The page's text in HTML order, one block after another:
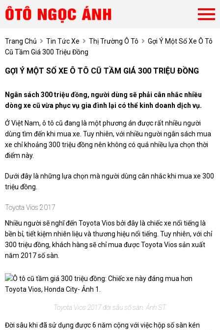
Trang Chủ Tin Tức Xe Thị Trường Ô Tô
Gợi Ý Một Số Xe Ô Tô
Cũ Tầm Giá 300 Triệu Đồng
GỢI Ý MỘT SỐ XE Ô TÔ CŨ TẦM GIÁ 300 TRIỆU ĐỒNG
Ngân sách 300 triệu đồng, người dùng sẽ phải cân nhắc nhiều
dòng xe cũ vừa phục vụ gia đình lại có thể kinh doanh dịch vụ.
Ở Việt Nam, ô tô cũ đang là một phương án được rất nhiều người
dùng tìm đến khi mua xe. Tuy nhiên, với nhiều người ngân sách mua
xe chỉ khoảng 300 triệu đồng nên không có quá nhiều lựa chọn thời
điểm này.
Dưới đây là những lựa chọn mà người dùng cân nhắc khi mua xe 300
triệu đồng.
Toyota Vios 2017
Nhiều người sẽ nghĩ đến Toyota Vios bởi đây là chiếc xe nổi tiếng là
bền bỉ, tiết kiệm nhiên liệu và thương hiệu nổi tiếng. Tuy nhiên, với chỉ
300 triệu đồng, khách hàng sẽ chỉ mua được Toyota Vios sản xuất
năm 2017 số sàn.
Toyota Vios 2017 đời sâu số sàn. Ảnh ST.
Đời sâu khi đã sử dụng được 6 năm cộng với việc hộp số sàn kén